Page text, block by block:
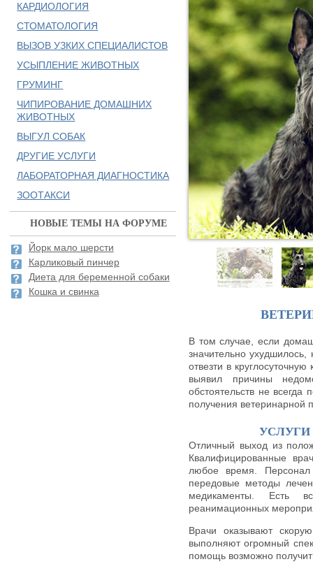
В том случае, если
значительно
отвезти в
выявил причины
обстоятельств не всегда
получения ветеринарной
УСЛУГИ
Отличный выход из
Квалифицированные
любое время. Персонал
передовые методы
медикаменты. Есть
реанимационных
Врачи оказывают
выполняют огромный
помощь возможно
КАРДИОЛОГИЯ
СТОМАТОЛОГИЯ
ВЫЗОВ УЗКИХ СПЕЦИАЛИСТОВ
УСЫПЛЕНИЕ ЖИВОТНЫХ
ГРУМИНГ
ЧИПИРОВАНИЕ ДОМАШНИХ
ЖИВОТНЫХ
ВЫГУЛ СОБАК
ДРУГИЕ УСЛУГИ
ЛАБОРАТОРНАЯ ДИАГНОСТИКА
ЗООТАКСИ
НОВЫЕ ТЕМЫ НА ФОРУМЕ
Йорк мало шерсти
Карликовый пинчер
Диета для беременной собаки
Кошка и свинка